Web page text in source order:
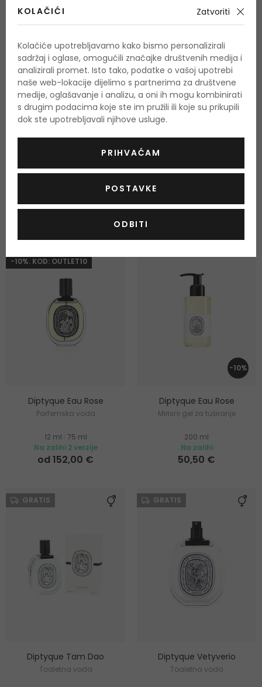
-10%. KOD: OUTLET10
157,00 € 115,50 €
-10%. KOD: OUTLET10
Diptyque Eau Rose
Parfemska voda
12 ml 75 ml
Na zalihi 2 verzije
od 152,00 €
-10%
Diptyque Eau Rose
Mirisni gel za tuširanje
200 ml
Na zalihi
50,50 €
GRATIS
Diptyque Tam Dao
Toaletna voda
GRATIS
Diptyque Vetyverio
Toaletna voda
KOLAČIĆI Zatvoriti
Kolačiće upotrebljavamo kako bismo personalizirali
sadržaj i oglase, omogućili značajke društvenih medija i
analizirali promet. Isto tako, podatke o vašoj upotrebi
naše web-lokacije dijelimo s partnerima za društvene
medije, oglašavanje i analizu, a oni ih mogu kombinirati
s drugim podacima koje ste im pružili ili koje su prikupili
dok ste upotrebljavali njihove usluge.
PRIHVAĆAM
POSTAVKE
ODBITI